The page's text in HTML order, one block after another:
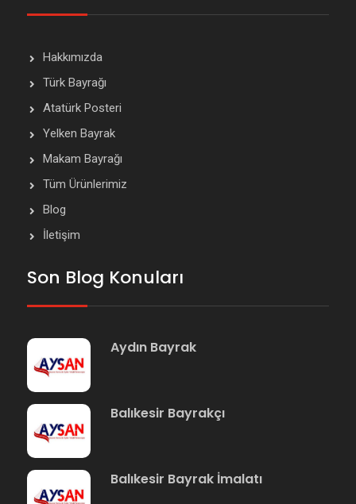
Hakkımızda
Türk Bayrağı
Atatürk Posteri
Yelken Bayrak
Makam Bayrağı
Tüm Ürünlerimiz
Blog
İletişim
Son Blog Konuları
Aydın Bayrak
Balıkesir Bayrakçı
Balıkesir Bayrak İmalatı